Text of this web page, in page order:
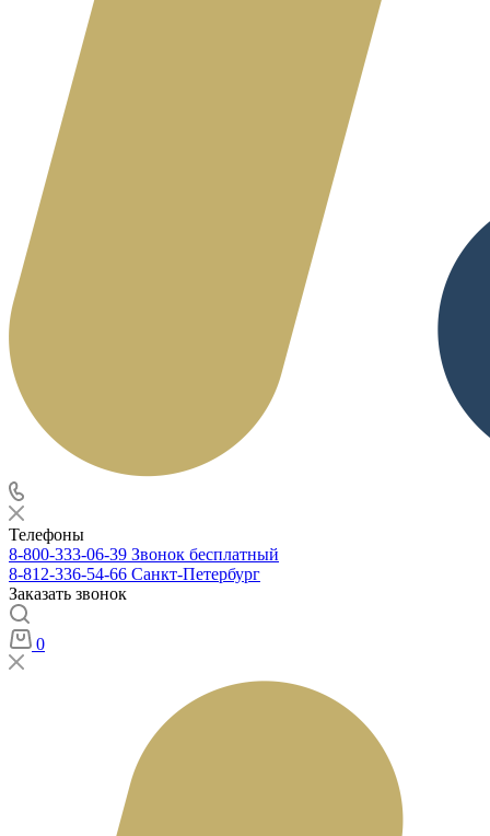
Телефоны
8-800-333-06-39 Звонок бесплатный
8-812-336-54-66 Санкт-Петербург
Заказать звонок
0